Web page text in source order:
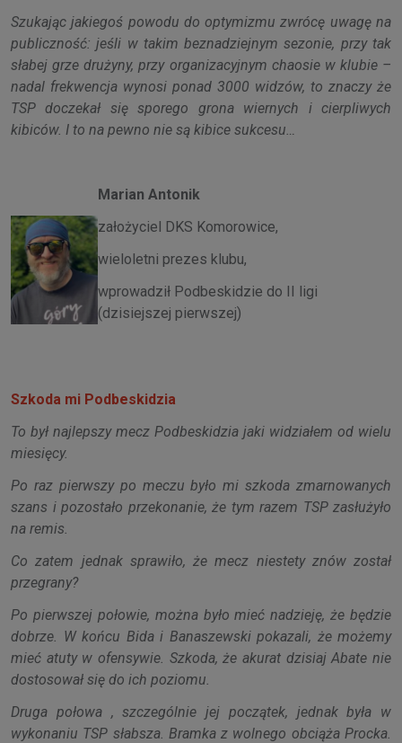
Szukając jakiegoś powodu do optymizmu zwrócę uwagę na
publiczność: jeśli w takim beznadziejnym sezonie, przy tak
słabej grze drużyny, przy organizacyjnym chaosie w klubie –
nadal frekwencja wynosi ponad 3000 widzów, to znaczy że
TSP doczekał się sporego grona wiernych i cierpliwych
kibiców. I to na pewno nie są kibice sukcesu…
Marian Antonik
założyciel DKS Komorowice,
wieloletni prezes klubu,
wprowadził Podbeskidzie do II ligi
(dzisiejszej pierwszej)
Szkoda mi Podbeskidzia
To był najlepszy mecz Podbeskidzia jaki widziałem od wielu
miesięcy.
Po raz pierwszy po meczu było mi szkoda zmarnowanych
szans i pozostało przekonanie, że tym razem TSP zasłużyło
na remis.
Co zatem jednak sprawiło, że mecz niestety znów został
przegrany?
Po pierwszej połowie, można było mieć nadzieję, że będzie
dobrze. W końcu Bida i Banaszewski pokazali, że możemy
mieć atuty w ofensywie. Szkoda, że akurat dzisiaj Abate nie
dostosował się do ich poziomu.
Druga połowa , szczególnie jej początek, jednak była w
wykonaniu TSP słabsza. Bramka z wolnego obciąża Procka.